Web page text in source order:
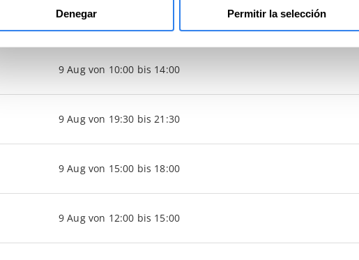
Denegar Permitir la selección
9 Aug von 14:00 bis 18:00
9 Aug von 10:00 bis 14:00
9 Aug von 19:30 bis 21:30
9 Aug von 15:00 bis 18:00
9 Aug von 12:00 bis 15:00